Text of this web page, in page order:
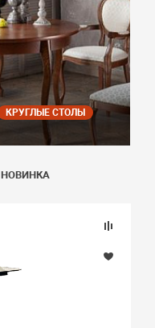
КРУГЛЫЕ СТОЛЫ
НОВИНКА